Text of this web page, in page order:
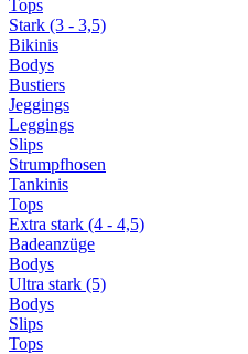
Tops
Stark (3 - 3,5)
Bikinis
Bodys
Bustiers
Jeggings
Leggings
Slips
Strumpfhosen
Tankinis
Tops
Extra stark (4 - 4,5)
Badeanzüge
Bodys
Ultra stark (5)
Bodys
Slips
Tops